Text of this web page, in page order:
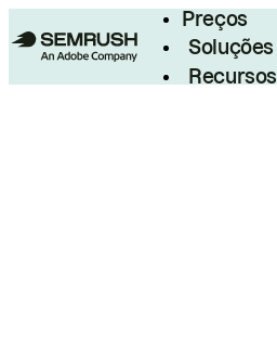
Preços
Soluções
Recursos